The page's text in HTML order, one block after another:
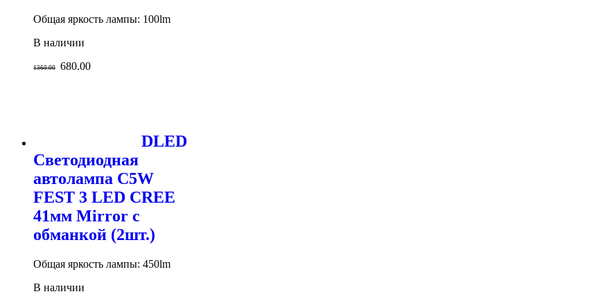
Общая яркость лампы: 100lm
В наличии
1360.00 680.00
DLED
Светодиодная
автолампа C5W
FEST 3 LED CREE
41мм Mirror с
обманкой (2шт.)
Общая яркость лампы: 450lm
В наличии